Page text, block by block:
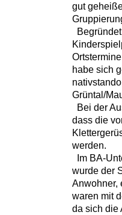
gut
habe sich
Grüntal/
Bei der
dass die
werden.
Im BA-
wurde der
Anwohner,
waren mit
da sich die